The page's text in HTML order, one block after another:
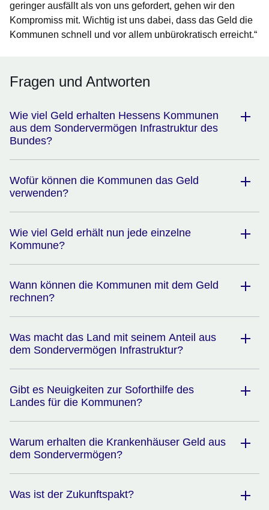
geringer ausfällt als von uns gefordert, gehen wir den
Kompromiss mit. Wichtig ist uns dabei, dass das Geld die
Kommunen schnell und vor allem unbürokratisch erreicht.“
Fragen und Antworten
Wie viel Geld erhalten Hessens Kommunen
aus dem Sondervermögen Infrastruktur des
Bundes?
Wofür können die Kommunen das Geld
verwenden?
Wie viel Geld erhält nun jede einzelne
Kommune?
Wann können die Kommunen mit dem Geld
rechnen?
Was macht das Land mit seinem Anteil aus
dem Sondervermögen Infrastruktur?
Gibt es Neuigkeiten zur Soforthilfe des
Landes für die Kommunen?
Warum erhalten die Krankenhäuser Geld aus
dem Sondervermögen?
Was ist der Zukunftspakt?